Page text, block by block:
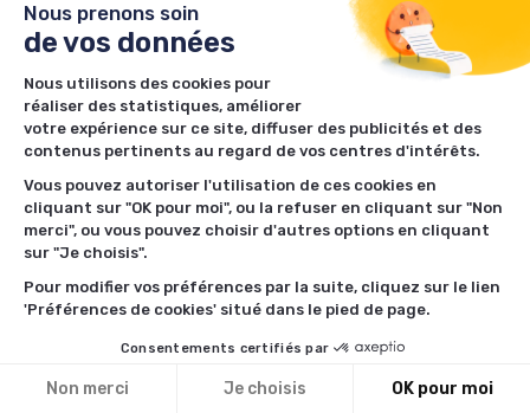
SUIVEZ-NOUS
Facebook
Twitter
LES PLUS RÉCENTS
CBD en Italie : la Cour de
cassation limite les
Nous prenons soin
de vos données
Nous utilisons des cookies pour
réaliser des statistiques, améliorer
votre expérience sur ce site, diffuser des publicités et des
contenus pertinents au regard de vos centres d'intérêts.
Vous pouvez autoriser l'utilisation de ces cookies en
cliquant sur "OK pour moi", ou la refuser en cliquant sur "Non
merci", ou vous pouvez choisir d'autres options en cliquant
sur "Je choisis".
Pour modifier vos préférences par la suite, cliquez sur le lien
'Préférences de cookies' situé dans le pied de page.
Consentements certifiés par
Non merci Je choisis OK pour moi